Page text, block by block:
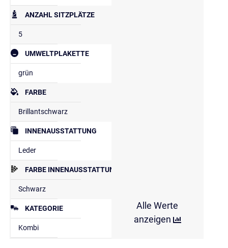
ANZAHL SITZPLÄTZE
5
UMWELTPLAKETTE
grün
FARBE
Brillantschwarz
INNENAUSSTATTUNG
Leder
FARBE INNENAUSSTATTUNG
Schwarz
KATEGORIE
Kombi
Alle Werte
anzeigen